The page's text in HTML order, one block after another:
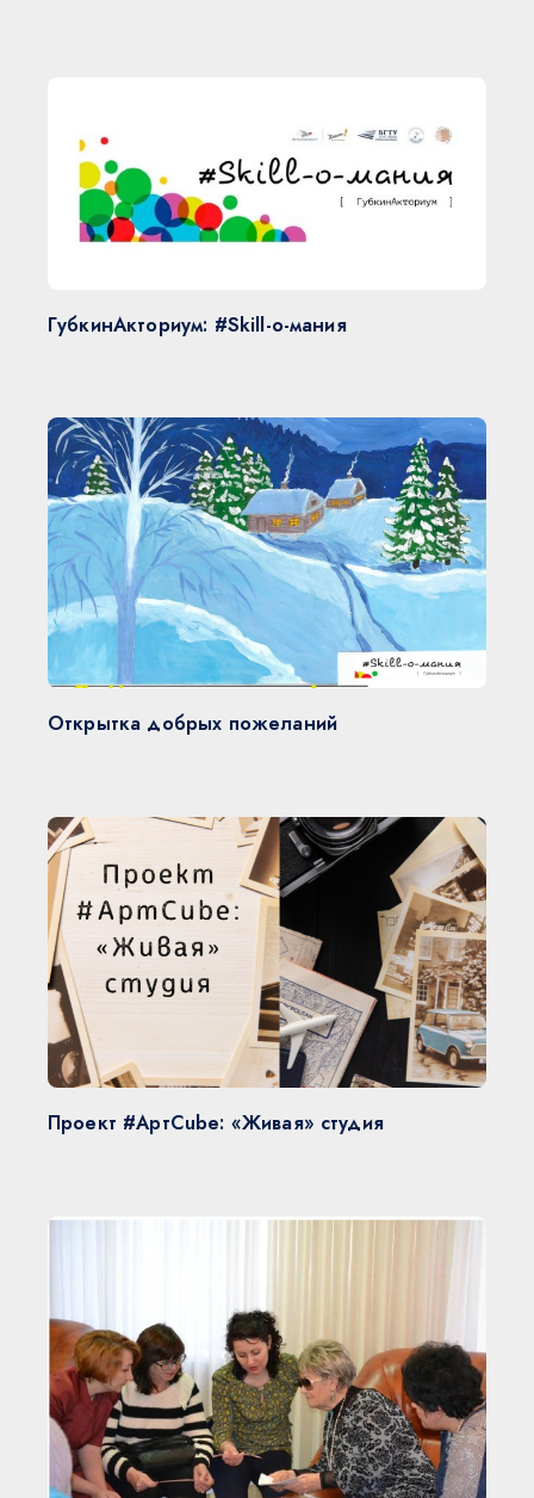
ГубкинАкториум: #Skill-о-мания
Открытка добрых пожеланий
Проект #АртCube: «Живая» студия